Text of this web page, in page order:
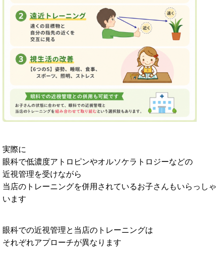
実際に
眼科で低濃度アトロピンやオルソケラトロジーなどの
近視管理を受けながら
当店のトレーニングを併用されているお子さんもいらっしゃ
います
眼科での近視管理と当店のトレーニングは
それぞれアプローチが異なります